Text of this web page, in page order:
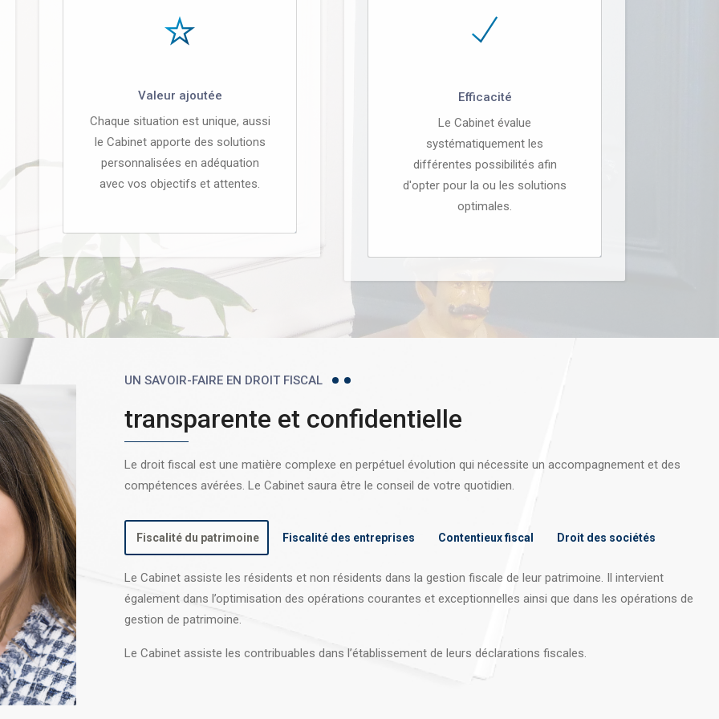
Valeur ajoutée
Chaque situation est unique, aussi
le Cabinet apporte des solutions
personnalisées en adéquation
avec vos objectifs et attentes.
Efficacité
Le Cabinet évalue
systématiquement les
différentes possibilités afin
d'opter pour la ou les solutions
optimales.
UN SAVOIR-FAIRE EN DROIT FISCAL
transparente et confidentielle
Le droit fiscal est une matière complexe en perpétuel évolution qui nécessite un accompagnement et des
compétences avérées. Le Cabinet saura être le conseil de votre quotidien.
Fiscalité du patrimoine Fiscalité des entreprises Contentieux fiscal Droit des sociétés
Le Cabinet assiste les résidents et non résidents dans la gestion fiscale de leur patrimoine. Il intervient
également dans l’optimisation des opérations courantes et exceptionnelles ainsi que dans les opérations de
gestion de patrimoine.
Le Cabinet assiste les contribuables dans l’établissement de leurs déclarations fiscales.